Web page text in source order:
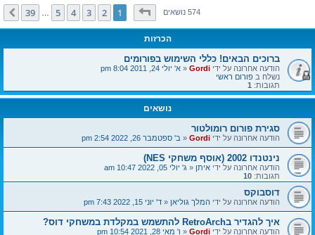
574 נושאיםדף1מתוך39
1
2
3
4
5
39 הבא
הכרזות
ברוכים הבאים! כללי השימוש בפורומים
הודעה אחרונה על ידי Gordi
«א' יולי 24, 2011 8:04 pm
נשלח בפורום ראשי
תגובות: 1
נושאים
סגירת פורום רומולטור
הודעה אחרונה על ידי Gordi
«ב' ספטמבר 26, 2022 2:54 pm
נינטנדו 2002 (אוסף משחקי NES)
הודעה אחרונה על ידי איתן«ג' יולי 05, 2022 10:47 am
תגובות: 10
דוסבוקס
הודעה אחרונה על ידי המלך גוליאן«ד' יוני 15, 2022 7:43 pm
איך להגדיר בRetroArch להתשמש במקלדת במשחקי דוס?
הודעה אחרונה על ידי Gordi
«ו' מאי 28, 2021 10:54 pm